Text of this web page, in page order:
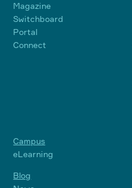
Magazine
Switchboard
Portal
Connect
Campus
eLearning
Blog